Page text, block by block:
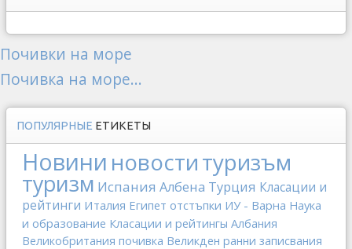
Почивки на море
Почивка на море...
ПОПУЛЯРНЫЕ ЕТИКЕТЫ
Новини новоституризъм
туризм Испания Албена Турция Класации и
рейтинги Италия Египет отстъпки ИУ - Варна Наука
и образование Класации и рейтингы Албания
Великобритания почивка Великден ранни записвания